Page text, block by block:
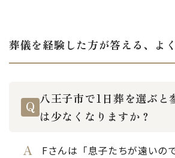
葬儀を経験した方が答える、よ
八王子市で1日葬を選ぶと
は少なくなりますか？
Fさんは「息子たちが遠いの